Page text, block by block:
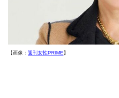
【画像： 週刊女性PRIME】